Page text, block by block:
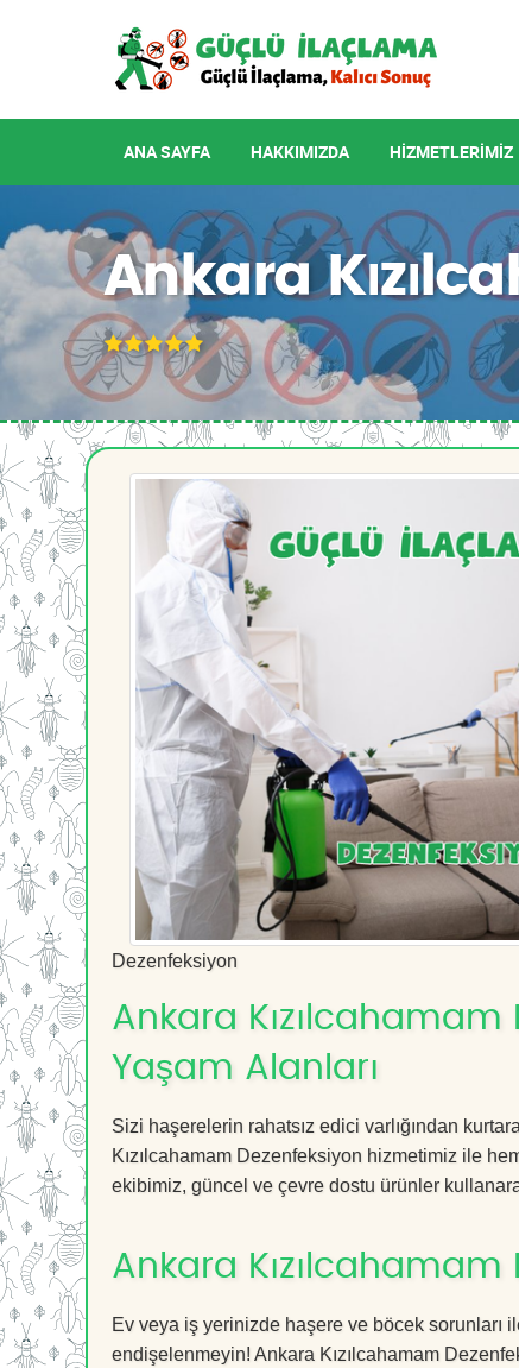
ANA SAYFA HAKKIMIZDA HIZMETLERIMIZ
Ankara
Dezenfeksiyon
Ankara Kızılcahamam
Yaşam Alanları
Sizi haşerelerin rahatsız edici varlığından
Kızılcahamam Dezenfeksiyon hizmetimiz ile
ekibimiz, güncel ve çevre dostu ürünler
Ankara Kızılcahamam
Ev veya iş yerinizde haşere ve böcek sorunları
endişelenmeyin! Ankara Kızılcahamam